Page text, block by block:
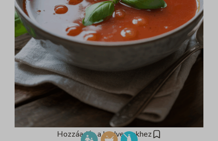
Hozzáadás a kedvencekhez